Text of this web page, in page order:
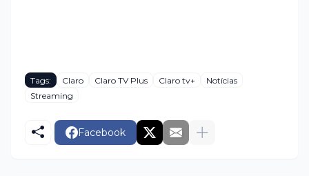
Tags: Claro Claro TV Plus Claro tv+
Notícias
Streaming
Facebook